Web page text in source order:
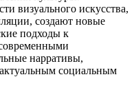
визуального искусства,
создают новые
подходы к
нарративы,
социальным